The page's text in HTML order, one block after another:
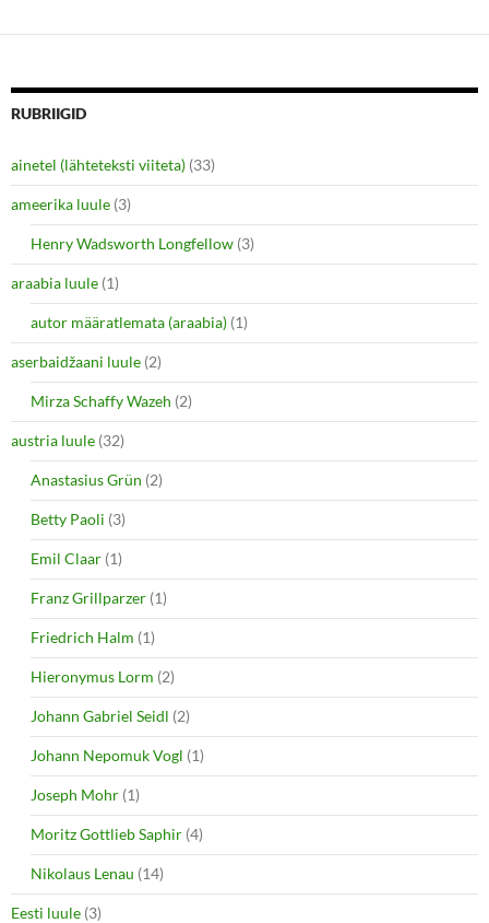
h
e
o
n
t
t
e
r
(
O
p
e
n
n
n
w
w
i
n
d
o
)
h
e
o
e
b
o
o
k
(
O
p
e
n
i
n
n
e
w
w
i
n
d
w
)
RUBRIIGID
ainetel (lähteteksti viiteta) (33)
ameerika luule (3)
Henry Wadsworth Longfellow (3)
araabia luule (1)
autor määratlemata (araabia) (1)
aserbaidžaani luule (2)
Mirza Schaffy Wazeh (2)
austria luule (32)
Anastasius Grün (2)
Betty Paoli (3)
Emil Claar (1)
Franz Grillparzer (1)
Friedrich Halm (1)
Hieronymus Lorm (2)
Johann Gabriel Seidl (2)
Johann Nepomuk Vogl (1)
Joseph Mohr (1)
Moritz Gottlieb Saphir (4)
Nikolaus Lenau (14)
Eesti luule (3)